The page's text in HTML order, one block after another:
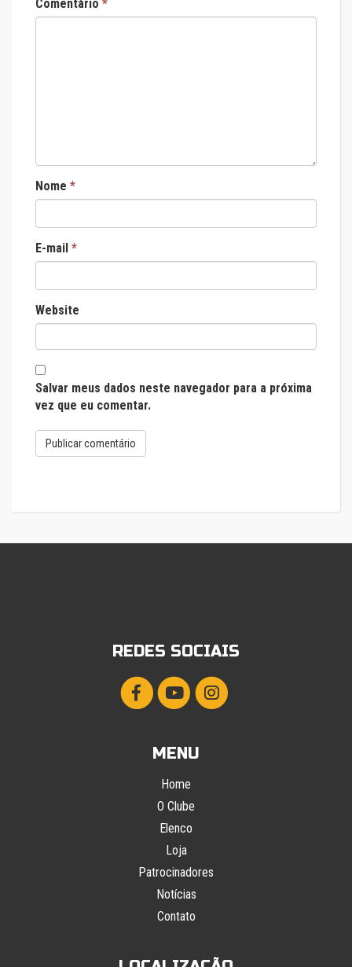
Comentário *
Nome *
E-mail *
Website
Salvar meus dados neste navegador para a próxima
vez que eu comentar.
REDES SOCIAIS
MENU
Home
O Clube
Elenco
Loja
Patrocinadores
Notícias
Contato